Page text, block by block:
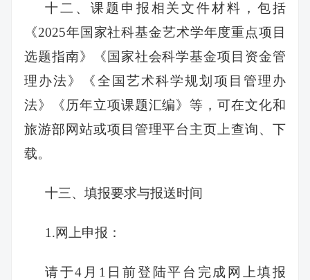
十二、课题申报相关文件材料，包括
《2025年国家社科基金艺术学年度重点项目
选题指南》《国家社会科学基金项目资金管
理办法》《全国艺术科学规划项目管理办
法》《历年立项课题汇编》等，可在文化和
旅游部网站或项目管理平台主页上查询、下
载。
十三、填报要求与报送时间
1.网上申报：
请于4月1日前登陆平台完成网上填报